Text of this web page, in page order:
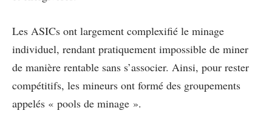
Les ASICs ont largement complexifié le minage
individuel, rendant pratiquement impossible de miner
de manière rentable sans s’associer. Ainsi, pour rester
compétitifs, les mineurs ont formé des groupements
appelés « pools de minage ».